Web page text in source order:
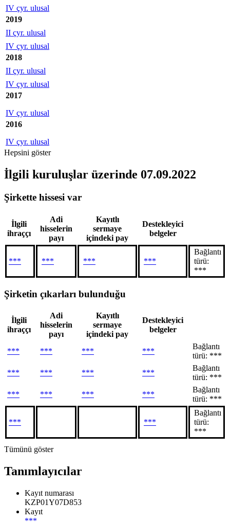
IV çyr. ulusal
2019
II çyr. ulusal
IV çyr. ulusal
2018
II çyr. ulusal
IV çyr. ulusal
2017
IV çyr. ulusal
2016
IV çyr. ulusal
Hepsini göster
İlgili kuruluşlar üzerinde 07.09.2022
Şirkette hissesi var
İlgili
ihraççı
Adi
hisselerin
payı
Kayıtlı
sermaye
içindeki pay
Destekleyici
belgeler
*** *** *** ***
Bağlantı
türü:
***
Şirketin çıkarları bulunduğu
İlgili
ihraççı
Adi
hisselerin
payı
Kayıtlı
sermaye
içindeki pay
Destekleyici
belgeler
*** *** *** ***
Bağlantı
türü: ***
***
*** *** ***
Bağlantı
türü: ***
***
*** *** ***
Bağlantı
türü: ***
*** ***
Bağlantı
türü:
***
Tümünü göster
Tanımlayıcılar
Kayıt numarası
KZP01Y07D853
Kayıt